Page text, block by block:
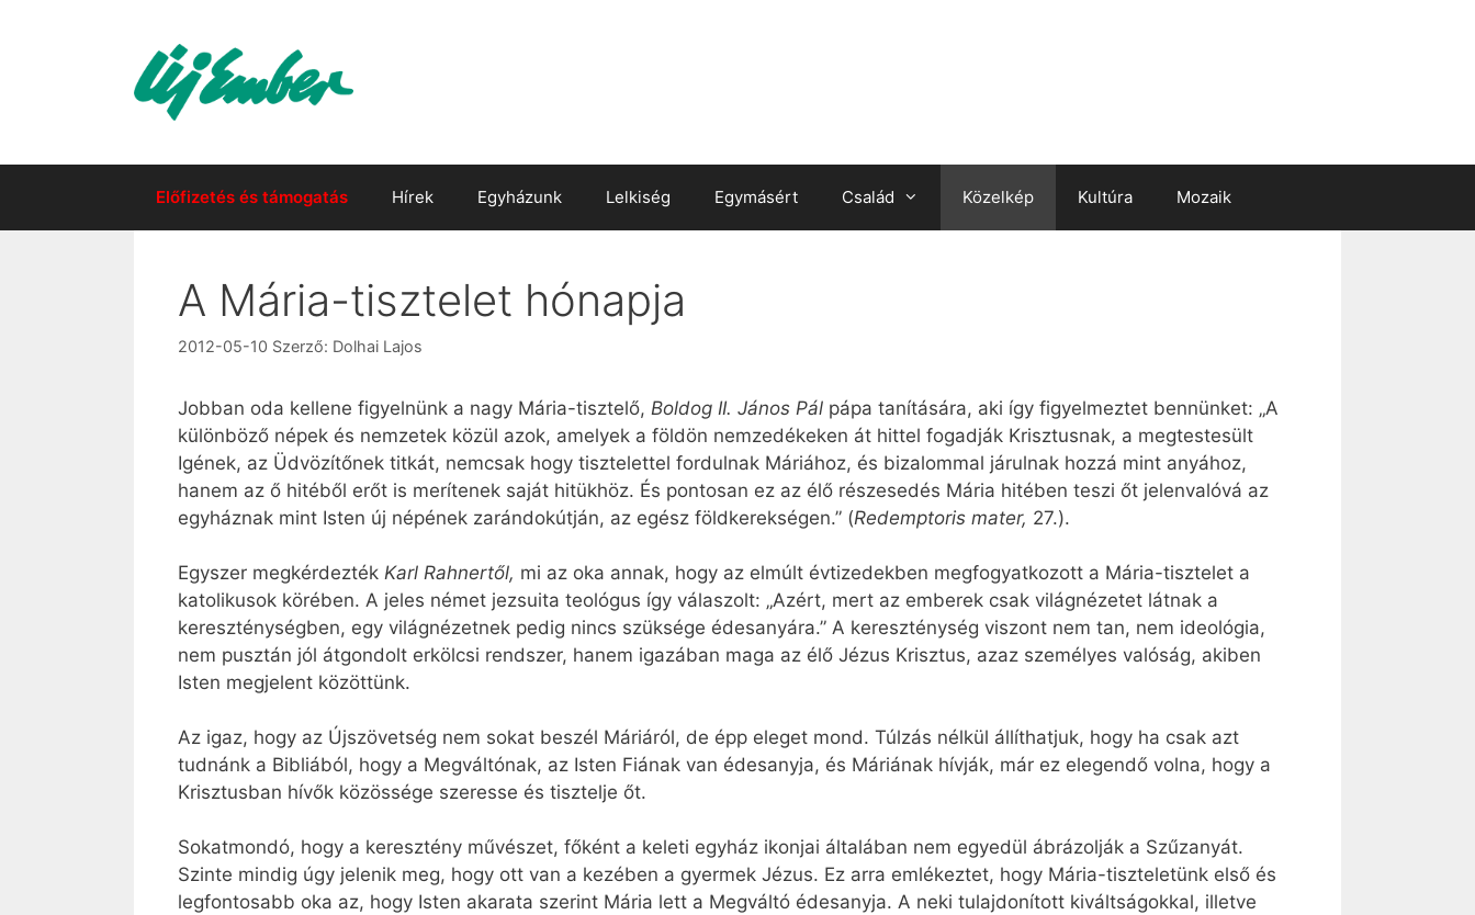
Előfizetés és támogatás Hírek Egyházunk Lelkiség Egymásért Család Közelkép Kultúra Mozaik
A Mária-tisztelet hónapja
2012-05-10 Szerző: Dolhai Lajos
Jobban oda kellene figyelnünk a nagy Mária-tisztelő, Boldog II. János Pál pápa tanítására, aki így figyelmeztet bennünket: „A
különböző népek és nemzetek közül azok, amelyek a földön nemzedékeken át hittel fogadják Krisztusnak, a megtestesült
Igének, az Üdvözítőnek titkát, nemcsak hogy tisztelettel fordulnak Máriához, és bizalommal járulnak hozzá mint anyához,
hanem az ő hitéből erőt is merítenek saját hitükhöz. És pontosan ez az élő részesedés Mária hitében teszi őt jelenvalóvá az
egyháznak mint Isten új népének zarándokútján, az egész földkerekségen.” (Redemptoris mater, 27.).
Egyszer megkérdezték Karl Rahnertől, mi az oka annak, hogy az elmúlt évtizedekben megfogyatkozott a Mária-tisztelet a
katolikusok körében. A jeles német jezsuita teológus így válaszolt: „Azért, mert az emberek csak világnézetet látnak a
kereszténységben, egy világnézetnek pedig nincs szüksége édesanyára.” A kereszténység viszont nem tan, nem ideológia,
nem pusztán jól átgondolt erkölcsi rendszer, hanem igazában maga az élő Jézus Krisztus, azaz személyes valóság, akiben
Isten megjelent közöttünk.
Az igaz, hogy az Újszövetség nem sokat beszél Máriáról, de épp eleget mond. Túlzás nélkül állíthatjuk, hogy ha csak azt
tudnánk a Bibliából, hogy a Megváltónak, az Isten Fiának van édesanyja, és Máriának hívják, már ez elegendő volna, hogy a
Krisztusban hívők közössége szeresse és tisztelje őt.
Sokatmondó, hogy a keresztény művészet, főként a keleti egyház ikonjai általában nem egyedül ábrázolják a Szűzanyát.
Szinte mindig úgy jelenik meg, hogy ott van a kezében a gyermek Jézus. Ez arra emlékeztet, hogy Mária-tiszteletünk első és
legfontosabb oka az, hogy Isten akarata szerint Mária lett a Megváltó édesanyja. A neki tulajdonított kiváltságokkal, illetve